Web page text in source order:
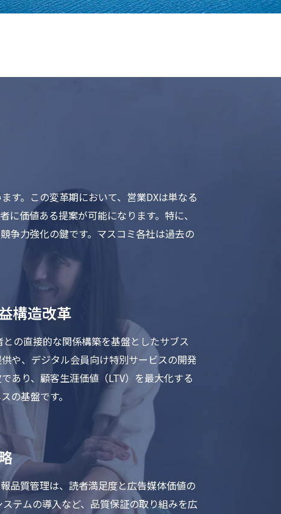
す。この変革期において、営業DXは単なる
価値ある提案が可能になります。特に、
争力強化の鍵です。マスコミ各社は過去の
構造改革
の直接的な関係構築を基盤としたサブス
や、デジタル会員向け特別サービスの開発
あり、顧客生涯価値（LTV）を最大化する
の基盤です。
品質管理は、読者満足度と広告媒体価値の
テムの導入など、品質保証の取り組みを広